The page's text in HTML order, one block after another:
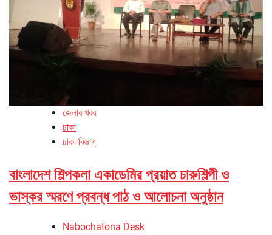
জেলার খবর
ঢাকা
ঢাকা বিভাগ
বাংলাদেশ শিল্পকলা একাডেমির প্রয়াত চারুশিল্পী ও
ভাস্কর স্মরণে প্রবন্ধ পাঠ ও আলোচনা অনুষ্ঠান
Nabochatona Desk